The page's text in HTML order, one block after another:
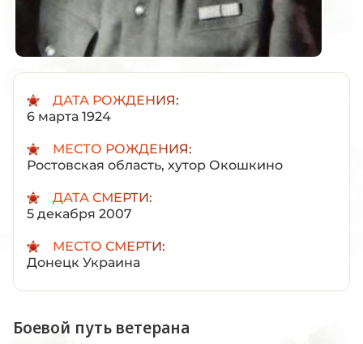
ДАТА РОЖДЕНИЯ:
6 марта 1924
МЕСТО РОЖДЕНИЯ:
Ростовская область, хутор Окошкино
ДАТА СМЕРТИ:
5 декабря 2007
МЕСТО СМЕРТИ:
Донецк Украина
Боевой путь ветерана